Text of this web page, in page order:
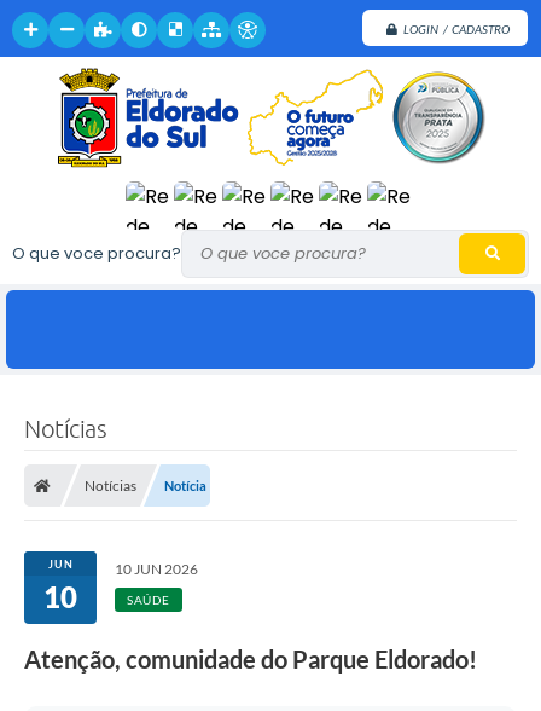
LOGIN / CADASTRO
O que voce procura?
Notícias
Notícias Notícia
JUN
10
10 JUN 2026
SAÚDE
Atenção, comunidade do Parque Eldorado!